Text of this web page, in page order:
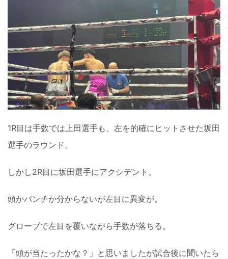
1R目は手数では上田選手も、左を的確にヒットさせた坂田
選手のラウンド。
しかし2R目に坂田選手にアクシデント。
頭かパンチか分からないが左目に異変が。
グローブで左目を覆いながら手数が落ちる。
「頭が当たったかな？」と思いましたが試合後に聞いたら